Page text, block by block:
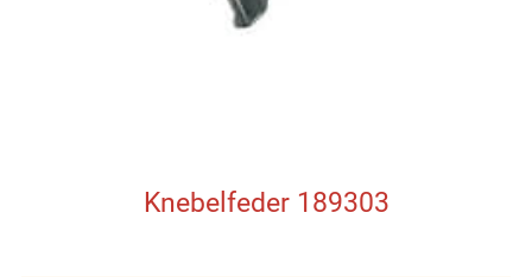
Knebelfeder 189303